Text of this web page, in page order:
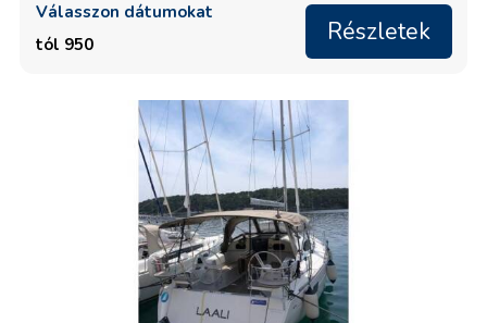
Válasszon dátumokat
tól 950
Részletek